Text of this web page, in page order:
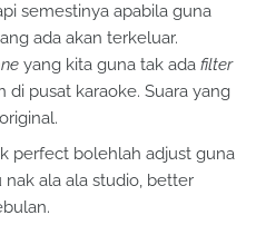
semestinya apabila guna
ada akan terkeluar.
yang kita guna tak ada filter
pusat karaoke. Suara yang
perfect bolehlah adjust guna
nak ala ala studio, better